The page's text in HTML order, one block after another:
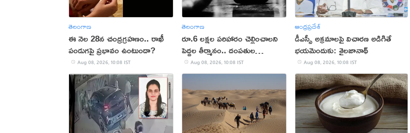
తెలంగాణ
ఈ నెల 28న చంద్రగ్రహణం.. రాఖీ
పండుగపై ప్రభావం ఉంటుందా?
Aug 08, 2026, 10:08 IST
తెలంగాణ
రూ.6 లక్షల పరిహారం చెల్లించాలని
పెద్దల తీర్మానం.. దంపతుల
ఆత్మహత్యాయత్నం
Aug 08, 2026, 10:08 IST
ఆంధ్రప్రదేశ్
డీఎస్సీ అక్రమాలపై విచారణ అడిగితే
భయమెందుకు: శైలజానాథ్
Aug 08, 2026, 10:08 IST